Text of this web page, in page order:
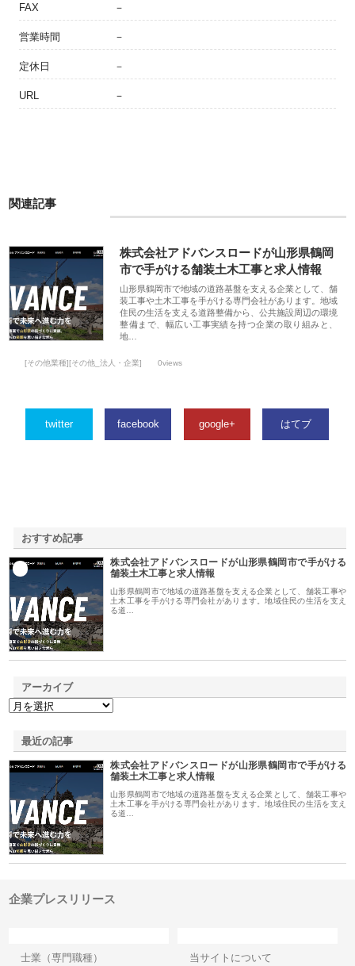
FAX －
営業時間 －
定休日 －
URL －
関連記事
株式会社アドバンスロードが山形県鶴岡
市で手がける舗装土木工事と求人情報
山形県鶴岡市で地域の道路基盤を支える企業として、舗
装工事や土木工事を手がける専門会社があります。地域
住民の生活を支える道路整備から、公共施設周辺の環境
整備まで、幅広い工事実績を持つ企業の取り組みと、
地…
[その他業種][その他_法人・企業] 0views
twitter facebook google+ はてブ
おすすめ記事
株式会社アドバンスロードが山形県鶴岡市で手がける
舗装土木工事と求人情報
山形県鶴岡市で地域の道路基盤を支える企業として、舗装工事や
土木工事を手がける専門会社があります。地域住民の生活を支え
る道…
アーカイブ
最近の記事
株式会社アドバンスロードが山形県鶴岡市で手がける
舗装土木工事と求人情報
山形県鶴岡市で地域の道路基盤を支える企業として、舗装工事や
土木工事を手がける専門会社があります。地域住民の生活を支え
る道…
企業プレスリリース
士業（専門職種）
当サイトについて